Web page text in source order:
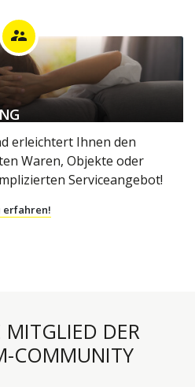
supervisor_account
erleichtert Ihnen den
Waren, Objekte oder
Serviceangebot!
erfahren!
MITGLIED DER
COMMUNITY